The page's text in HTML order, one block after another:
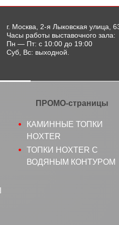
г. Москва, 2-я Лыковская улица,
Часы работы выставочного зала:
Пн — Пт: с 10:00 до 19:00
Суб, Вс: выходной.
ПРОМО-страницы
КАМИННЫЕ ТОПКИ
HOXTER
ТОПКИ HOXTER С
ВОДЯНЫМ КОНТУРОМ